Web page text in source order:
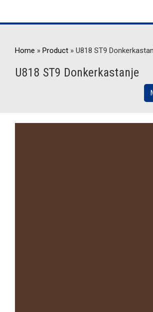
Home » Product » U818 ST9
U818 ST9 Donkerkastanje